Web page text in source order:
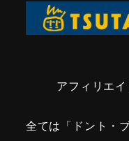
アフィリエ
全ては「ドント・